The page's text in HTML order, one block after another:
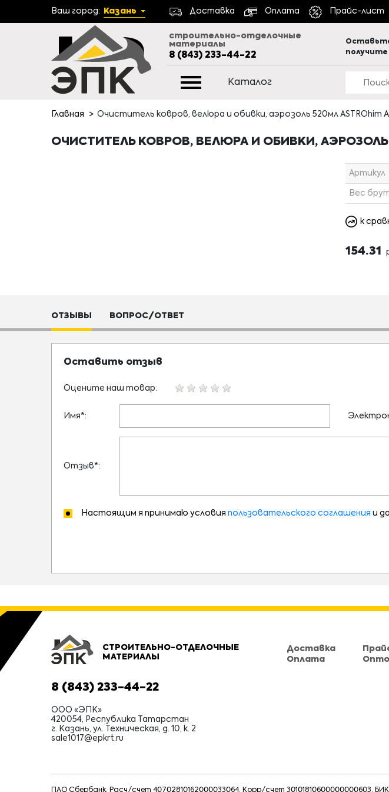
Ваш город: Казань Доставка Оплата Прайс-лист
строительно-отделочные
материалы
8 (843) 233-44-22
Каталог
Главная Очиститель ковров, велюра и обивки, аэрозоль 520мл ASTROhim
ОЧИСТИТЕЛЬ КОВРОВ, ВЕЛЮРА И ОБИВКИ, АЭРОЗОЛЬ
Артикул
Вес
к
154.31
ОТЗЫВЫ ВОПРОС/ОТВЕТ
Оставить отзыв
Оцените наш товар:
Имя*:
Отзыв*:
Настоящим я принимаю условия пользовательского соглашения и
СТРОИТЕЛЬНО-ОТДЕЛОЧНЫЕ
МАТЕРИАЛЫ
8 (843) 233-44-22
ООО «ЭПК»
420054, Республика Татарстан
г. Казань, ул. Техническая, д. 10, к. 2
sale1017@epkrt.ru
Доставка
Оплата
ПАО Сбербанк, Расч/счет 40702810162000033064, Корр/счет 30101810600000000603, БИК